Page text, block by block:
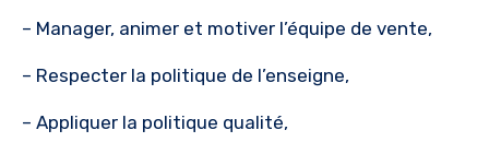
– Manager, animer et motiver l’équipe de vente,
– Respecter la politique de l’enseigne,
– Appliquer la politique qualité,